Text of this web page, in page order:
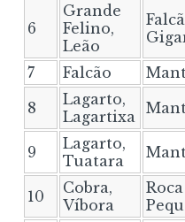
6
Grande
Felino,
Leão
7 Falcão
8
Lagarto,
Lagartixa
9
Lagarto,
Tuatara
10
Cobra,
Víbora
Roca